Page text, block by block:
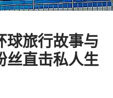
球旅行故事与
丝直击私人生